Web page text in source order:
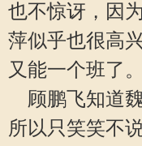
也不惊讶，因
萍似乎也很高
又能一个班了
顾鹏飞知道
所以只笑笑不说